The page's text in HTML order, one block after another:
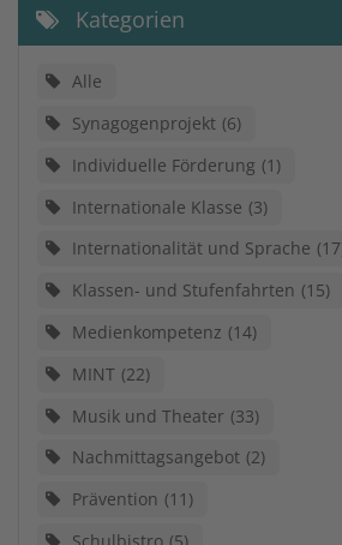
Kategorien
Alle
Synagogenprojekt 6
Individuelle Förderung 1
Internationale Klasse 3
Internationalität und Sprache 17
Klassen- und Stufenfahrten 15
Medienkompetenz 14
MINT 22
Musik und Theater 33
Nachmittagsangebot 2
Prävention 11